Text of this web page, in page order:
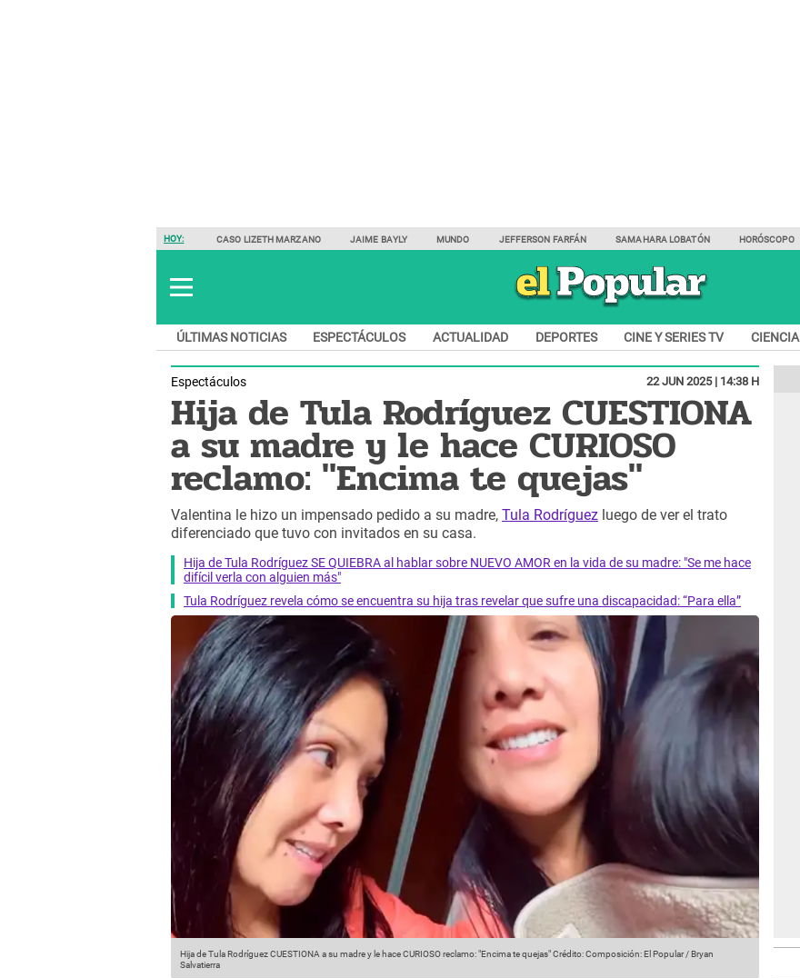
HOY: CASO LIZETH MARZANO JAIME BAYLY MUNDO JEFFERSON FARFÁN SAMAHARA LOBATÓN HORÓSCOPO
ÚLTIMAS NOTICIAS ESPECTÁCULOS ACTUALIDAD DEPORTES CINE Y SERIES TV CIENCIA
Espectáculos 22 JUN 2025 | 14:38 H
Hija de Tula Rodríguez CUESTIONA
a su madre y le hace CURIOSO
reclamo: "Encima te quejas"
Valentina le hizo un impensado pedido a su madre, Tula Rodríguez luego de ver el trato
diferenciado que tuvo con invitados en su casa.
Hija de Tula Rodríguez SE QUIEBRA al hablar sobre NUEVO AMOR en la vida de su madre: "Se me hace
difícil verla con alguien más"
Tula Rodríguez revela cómo se encuentra su hija tras revelar que sufre una discapacidad: “Para ella”
Hija de Tula Rodríguez CUESTIONA a su madre y le hace CURIOSO reclamo: "Encima te quejas"Crédito: Composición: El Popular / Bryan
Salvatierra